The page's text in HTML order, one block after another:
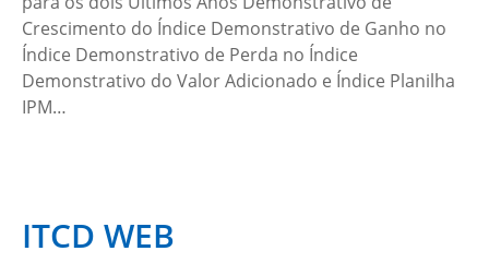
Crescimento do Índice Demonstrativo de Ganho no
Índice Demonstrativo de Perda no Índice
Demonstrativo do Valor Adicionado e Índice Planilha
IPM…
ITCD WEB